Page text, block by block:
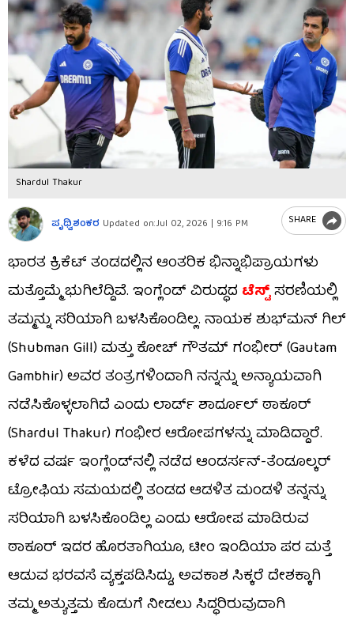
Shardul Thakur
ಪೃಥ್ವಿಶಂಕರ Updated on:Jul 02, 2026 | 9:16 PM SHARE
ಭಾರತ ಕ್ರಿಕೆಟ್ ತಂಡದಲ್ಲಿನ ಆಂತರಿಕ ಭಿನ್ನಾಭಿಪ್ರಾಯಗಳು
ಮತ್ತೊಮ್ಮೆ ಭುಗಿಲೆದ್ದಿವೆ. ಇಂಗ್ಲೆಂಡ್ ವಿರುದ್ಧದ ಟೆಸ್ಟ್ಸರಣಿಯಲ್ಲಿ
ತಮ್ಮನ್ನು ಸರಿಯಾಗಿ ಬಳಸಿಕೊಂಡಿಲ್ಲ. ನಾಯಕ ಶುಭ್​ಮನ್ ಗಿಲ್
(Shubman Gill) ಮತ್ತು ಕೋಚ್ ಗೌತಮ್ ಗಂಭೀರ್ (Gautam
Gambhir) ಅವರ ತಂತ್ರಗಳಿಂದಾಗಿ ನನ್ನನ್ನು ಅನ್ಯಾಯವಾಗಿ
ನಡೆಸಿಕೊಳ್ಳಲಾಗಿದೆ ಎಂದು ಲಾರ್ಡ್ ಶಾರ್ದೂಲ್ ಠಾಕೂರ್
(Shardul Thakur) ಗಂಭೀರ ಆರೋಪಗಳನ್ನು ಮಾಡಿದ್ದಾರೆ.
ಕಳೆದ ವರ್ಷ ಇಂಗ್ಲೆಂಡ್‌ನಲ್ಲಿ ನಡೆದ ಆಂಡರ್ಸನ್-ತೆಂಡೂಲ್ಕರ್
ಟ್ರೋಫಿಯ ಸಮಯದಲ್ಲಿ ತಂಡದ ಆಡಳಿತ ಮಂಡಳಿ ತನ್ನನ್ನು
ಸರಿಯಾಗಿ ಬಳಸಿಕೊಂಡಿಲ್ಲ ಎಂದು ಆರೋಪ ಮಾಡಿರುವ
ಠಾಕೂರ್ ಇದರ ಹೊರತಾಗಿಯೂ, ಟೀಂ ಇಂಡಿಯಾ ಪರ ಮತ್ತೆ
ಆಡುವ ಭರವಸೆ ವ್ಯಕ್ತಪಡಿಸಿದ್ದು, ಅವಕಾಶ ಸಿಕ್ಕರೆ ದೇಶಕ್ಕಾಗಿ
ತಮ್ಮ ಅತ್ಯುತ್ತಮ ಕೊಡುಗೆ ನೀಡಲು ಸಿದ್ಧರಿರುವುದಾಗಿ